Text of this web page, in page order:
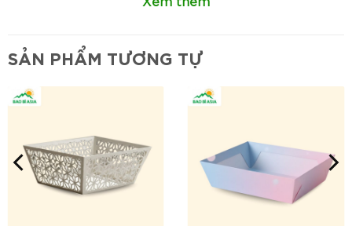
100x100x50 mm (chiều dài x
Chất liệu:Giấy Kraft Tái chế định lượng 280-
Khay được gấp từ một tấm giấy
để tạo hình, đáy bằng.
Hình dáng:Hình vuông, đáy bằng.
SẢN PHẨM TƯƠNG TỰ